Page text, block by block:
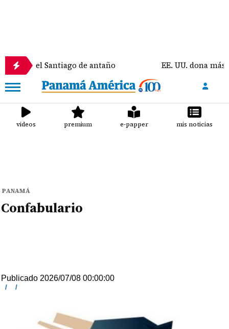
era el Santiago de antaño EE. UU. dona más
videos premium e-papper mis noticias
PANAMÁ
Confabulario
Publicado 2026/07/08 00:00:00
/ /